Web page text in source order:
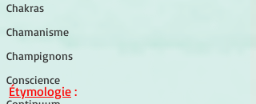
Chakras
Chamanisme
Champignons
Conscience
Étymologie :